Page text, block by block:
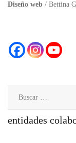
Diseño web / Bettina
entidades